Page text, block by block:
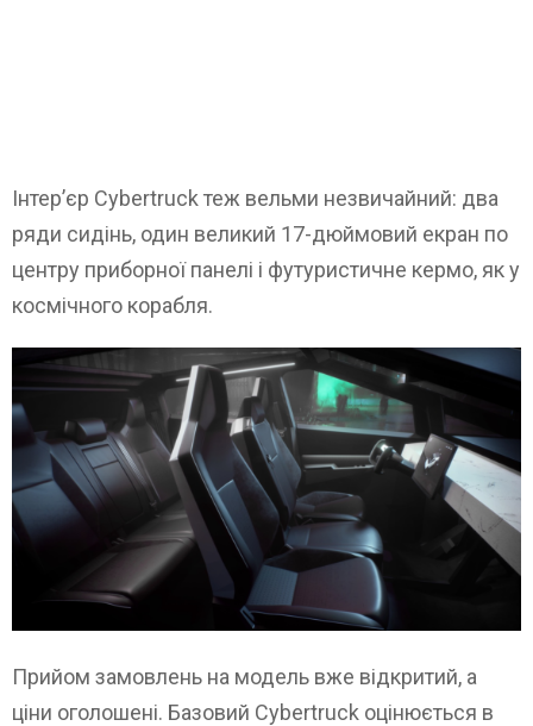
Інтер’єр Cybertruck теж вельми незвичайний: два
ряди сидінь, один великий 17-дюймовий екран по
центру приборної панелі і футуристичне кермо, як у
космічного корабля.
Прийом замовлень на модель вже відкритий, а
ціни оголошені. Базовий Cybertruck оцінюється в